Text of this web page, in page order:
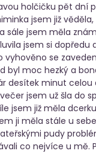
holčičku pět
jsem již
sále jsem měla
jsem si
vyhověno se
byl moc hezký a
desítek minut
jsem už šla do
jsem již měla
ji měla stále u
pudy
co nejvíce u mě.